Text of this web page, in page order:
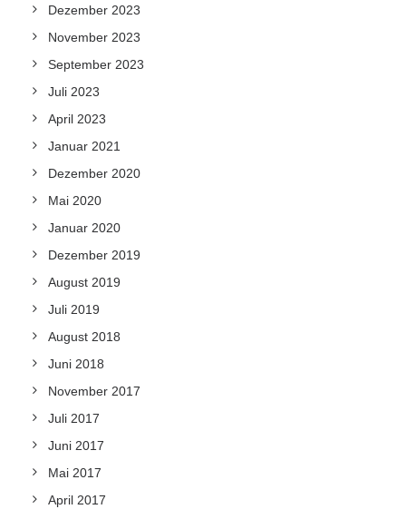
Dezember 2023
November 2023
September 2023
Juli 2023
April 2023
Januar 2021
Dezember 2020
Mai 2020
Januar 2020
Dezember 2019
August 2019
Juli 2019
August 2018
Juni 2018
November 2017
Juli 2017
Juni 2017
Mai 2017
April 2017